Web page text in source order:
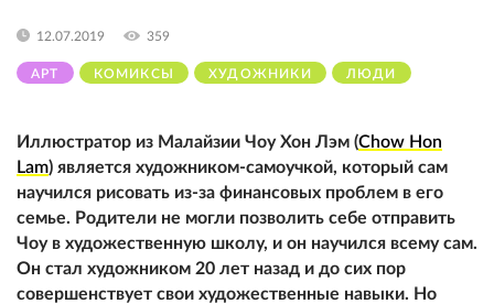
АРТ КОМИКСЫ ХУДОЖНИКИ ЛЮДИ
12.07.2019 359
Иллюстратор из Малайзии Чоу Хон Лэм (Chow Hon
Lam) является художником-самоучкой, который сам
научился рисовать из-за финансовых проблем в его
семье. Родители не могли позволить себе отправить
Чоу в художественную школу, и он научился всему сам.
Он стал художником 20 лет назад и до сих пор
совершенствует свои художественные навыки. Но